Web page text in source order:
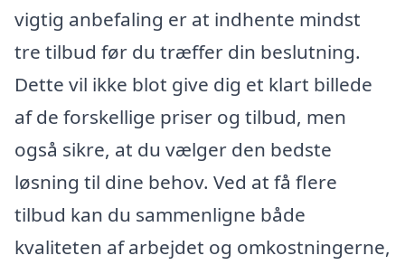
vigtig anbefaling er at indhente mindst
tre tilbud før du træffer din beslutning.
Dette vil ikke blot give dig et klart billede
af de forskellige priser og tilbud, men
også sikre, at du vælger den bedste
løsning til dine behov. Ved at få flere
tilbud kan du sammenligne både
kvaliteten af arbejdet og omkostningerne,